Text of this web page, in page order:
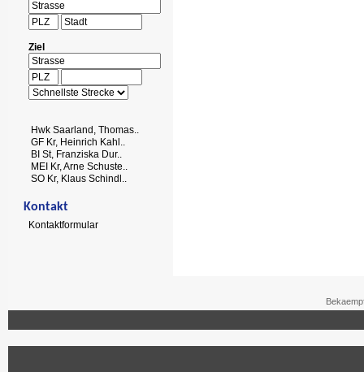
Ziel
Hwk Saarland, Thomas..
GF Kr, Heinrich Kahl..
BI St, Franziska Dur..
MEI Kr, Arne Schuste..
SO Kr, Klaus Schindl..
Kontakt
Kontaktformular